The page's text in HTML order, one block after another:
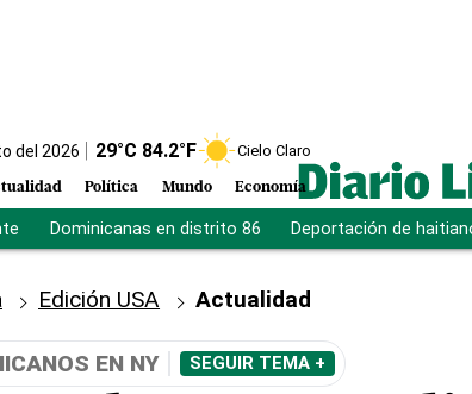
del 2026 29°C 84.2°F Cielo Claro
Política Mundo Economía
Dominicanas en distrito 86 Deportación de
Edición USA Actualidad
EN NY SEGUIR TEMA +